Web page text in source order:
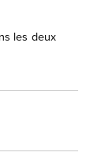
les deux